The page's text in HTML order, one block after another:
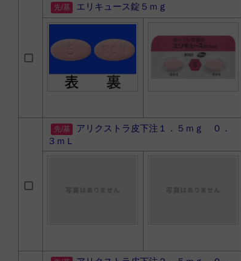
エリキュース錠５ｍｇ
アリクストラ皮下注１．５ｍｇ ０．
３ｍＬ